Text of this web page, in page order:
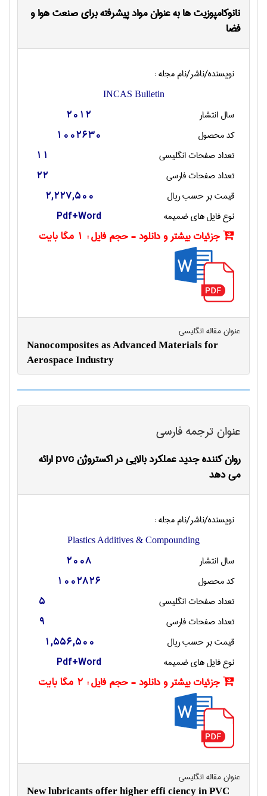
نانوکامپوزیت ها به عنوان مواد پیشرفته برای صنعت هوا و
فضا
نویسنده/ناشر/نام مجله :
INCAS Bulletin
سال انتشار 2012
کد محصول 1002630
تعداد صفحات انگليسی 11
تعداد صفحات فارسی 22
قیمت بر حسب ریال 2,227,500
نوع فایل های ضمیمه Pdf+Word
جزئیات بیشتر و دانلود - حجم فایل : 1 مگا بایت
عنوان مقاله انگليسی
Nanocomposites as Advanced Materials for
Aerospace Industry
عنوان ترجمه فارسی
روان کننده جدید عملکرد بالایی در اکستروژن pvc ارائه
می دهد
نویسنده/ناشر/نام مجله :
Plastics Additives & Compounding
سال انتشار 2008
کد محصول 1002826
تعداد صفحات انگليسی 5
تعداد صفحات فارسی 9
قیمت بر حسب ریال 1,556,500
نوع فایل های ضمیمه Pdf+Word
جزئیات بیشتر و دانلود - حجم فایل : 2 مگا بایت
عنوان مقاله انگليسی
New lubricants offer higher effi ciency in PVC